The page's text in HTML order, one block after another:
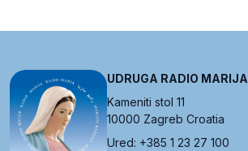
UDRUGA RADIO MARIJA
Kameniti stol 11
10000 Zagreb Croatia
Ured: +385 1 23 27 100